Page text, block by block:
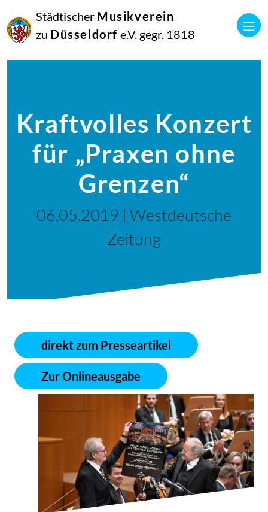
Städtischer Musikverein
zu Düsseldorf e.V. gegr. 1818
Kraftvolles Konzert
für „Praxen ohne
Grenzen“
06.05.2019 | Westdeutsche
Zeitung
direkt zum Presseartikel
Zur Onlineausgabe